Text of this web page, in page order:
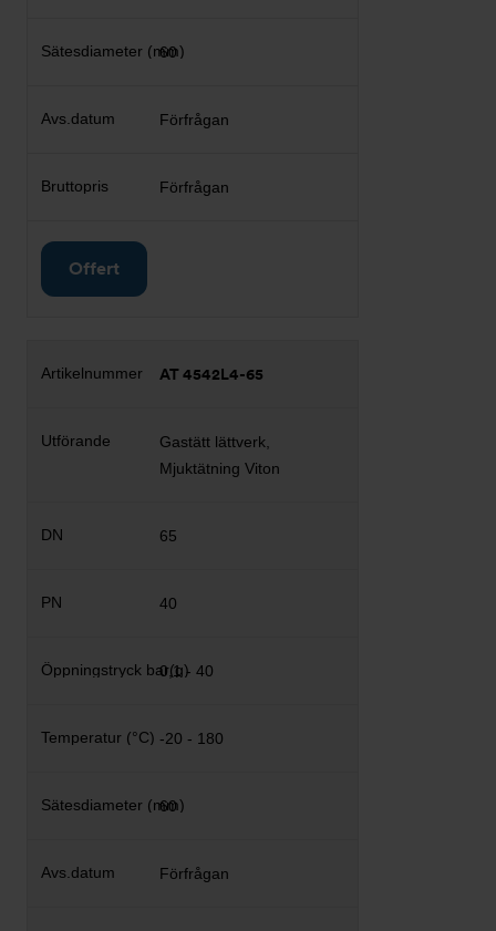
60
Förfrågan
Förfrågan
Offert
AT 4542L4-65
Gastätt lättverk,
Mjuktätning Viton
65
40
0,1 - 40
-20 - 180
60
Förfrågan